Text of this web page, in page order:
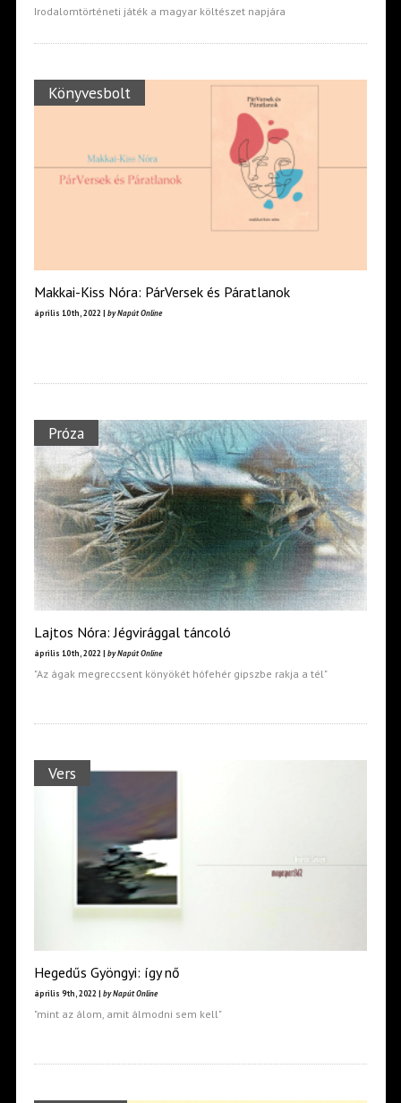
Irodalomtörténeti játék a magyar költészet napjára
Könyvesbolt
Makkai-Kiss Nóra: PárVersek és Páratlanok
április 10th, 2022 | by Napút Online
Próza
Lajtos Nóra: Jégvirággal táncoló
április 10th, 2022 | by Napút Online
"Az ágak megreccsent könyökét hófehér gipszbe rakja a tél"
Vers
Hegedűs Gyöngyi: így nő
április 9th, 2022 | by Napút Online
"mint az álom, amit álmodni sem kell"